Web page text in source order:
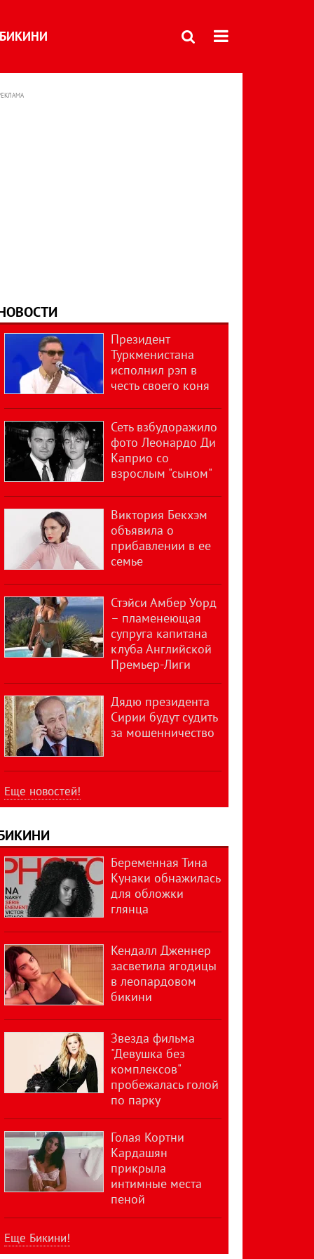
БИКИНИ
Президент
Туркменистана
исполнил рэп в
честь своего коня
Сеть взбудоражило
фото Леонардо Ди
Каприо со
взрослым "сыном"
Виктория Бекхэм
объявила о
прибавлении в ее
семье
Стэйси Амбер Уорд
– пламенеющая
супруга капитана
клуба Английской
Премьер-Лиги
Дядю президента
Сирии будут судить
за мошенничество
Еще новостей!
Беременная Тина
Кунаки обнажилась
для обложки
глянца
Кендалл Дженнер
засветила ягодицы
в леопардовом
бикини
Звезда фильма
"Девушка без
комплексов"
пробежалась голой
по парку
Голая Кортни
Кардашян
прикрыла
интимные места
пеной
Еще Бикини!